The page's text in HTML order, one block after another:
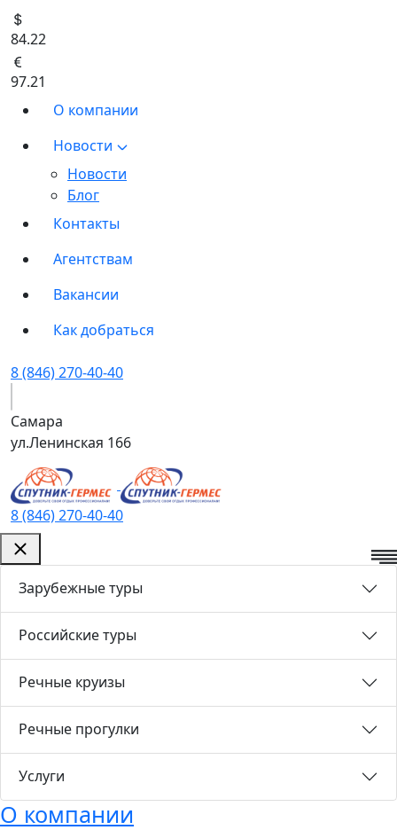
84.22
97.21
О компании
Новости
Новости
Блог
Контакты
Агентствам
Вакансии
Как добраться
8 (846) 270-40-40
Самара
ул.Ленинская 166
8 (846) 270-40-40
Зарубежные туры
Российские туры
Речные круизы
Речные прогулки
Услуги
О компании